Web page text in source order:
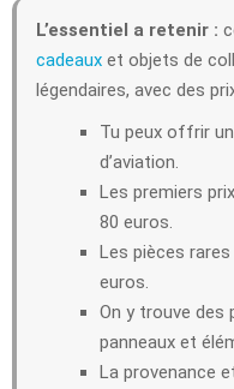
L’essentiel a retenir :
cadeaux et objets de
légendaires, avec des
Tu peux offrir
d’aviation.
Les premiers
80 euros.
Les pièces
euros.
On y trouve des
panneaux et
La provenance